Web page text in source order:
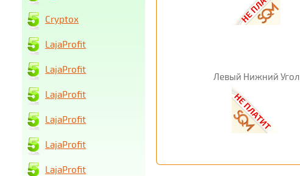
Левый Нижний Угол
Cryptox
LajaProfit
LajaProfit
LajaProfit
LajaProfit
LajaProfit
LajaProfit